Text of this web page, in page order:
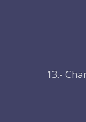
13.-